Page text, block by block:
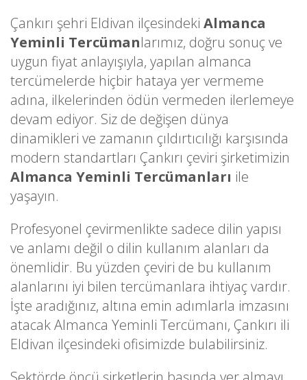
Çankırı şehri Eldivan ilçesindeki Almanca
Yeminli Tercümanlarımız, doğru sonuç ve
uygun fiyat anlayışıyla, yapılan almanca
tercümelerde hiçbir hataya yer vermeme
adına, ilkelerinden ödün vermeden ilerlemeye
devam ediyor. Siz de değişen dünya
dinamikleri ve zamanın çıldırtıcılığı karşısında
modern standartları Çankırı çeviri şirketimizin
Almanca Yeminli Tercümanları ile
yaşayın.
Profesyonel çevirmenlikte sadece dilin yapısı
ve anlamı değil o dilin kullanım alanları da
önemlidir. Bu yüzden çeviri de bu kullanım
alanlarını iyi bilen tercümanlara ihtiyaç vardır.
İşte aradığınız, altına emin adımlarla imzasını
atacak Almanca Yeminli Tercümanı, Çankırı ili
Eldivan ilçesindeki ofisimizde bulabilirsiniz.